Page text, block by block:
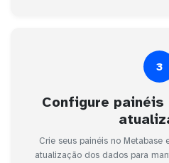
3
Configure
Crie seus painéis no
atualização dos dados para